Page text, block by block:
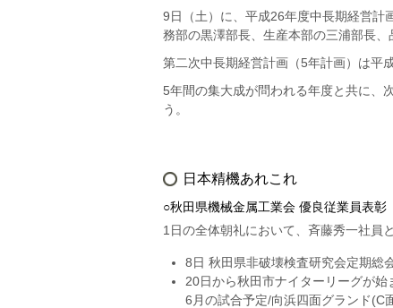
9日（土）に、平成26年度中長期経営計
務部の黒澤部長、生産本部の三浦部長
第二次中長期経営計画（5年計画）は平
5年間の集大成が問われる年度と共に、
う。
日本精機あれこれ
○秋田県機械金属工業会 優良従業員表彰
1日の全体朝礼において、斉藤秀一社員
8日 秋田県非破壊検査研究会定期総
20日から秋田市ナイターリーグが
6月の試合予定/向浜四面グランド(C